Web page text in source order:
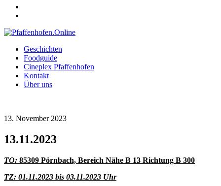
Geschichten
Foodguide
Cineplex Pfaffenhofen
Kontakt
Über uns
13. November 2023
13.11.2023
TO: 85309 Pörnbach, Bereich Nähe B 13 Richtung B 300
TZ: 01.11.2023 bis 03.11.2023 Uhr